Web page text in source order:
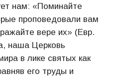
нам: «Поминайте
проповедовали вам
вере их» (Евр.
наша Церковь
в лике святых как
его труды и